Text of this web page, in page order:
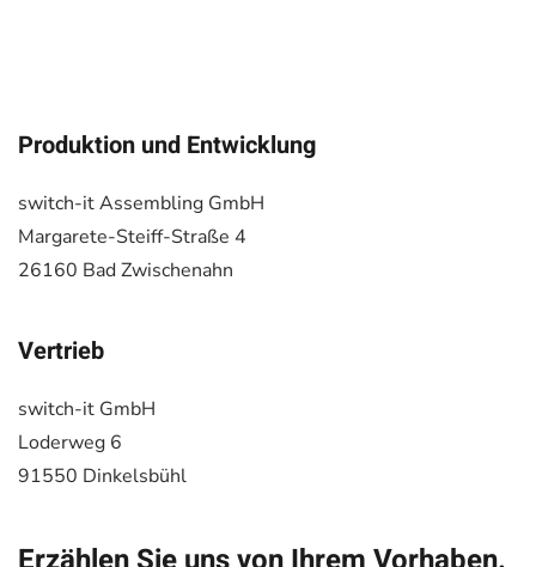
Produktion und Entwicklung
switch-it Assembling GmbH
Margarete-Steiff-Straße 4
26160 Bad Zwischenahn
Vertrieb
switch-it GmbH
Loderweg 6
91550 Dinkelsbühl